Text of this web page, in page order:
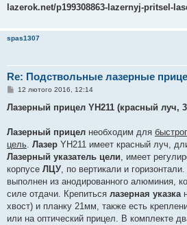
lazerok.net/p199308863-lazernyj-pritsel-
spas1307
Re: Подствольные лазерные
П
в
о
л
е
н
я
12 лютого 2016, 12:14
Лазерный прицел YH211 (красный луч,
Лазерный прицел необходим для
цель. Лазер YH211 имеет красный луч,
Лазерный указатель цели, имеет
корпусе ЛЦУ, по вертикали и горизонтали.
выполнен из анодированного алюминия,
силе отдачи. Крепиться лазерная указка
хвост) и планку 21мм, также есть
или на оптический прицел. В комплекте